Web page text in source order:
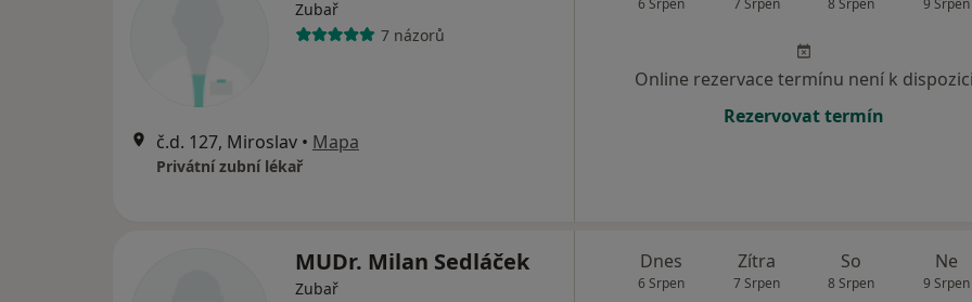
Zubař
7 názorů
č.d. 127, Miroslav • Mapa
Privátní zubní lékař
6 Srpen 7 Srpen 8 Srpen 9 Srpen
Online rezervace termínu není k dispozici
Rezervovat termín
MUDr. Milan Sedláček
Zubař
Dnes
6 Srpen
Zítra
7 Srpen
So
8 Srpen
Ne
9 Srpen